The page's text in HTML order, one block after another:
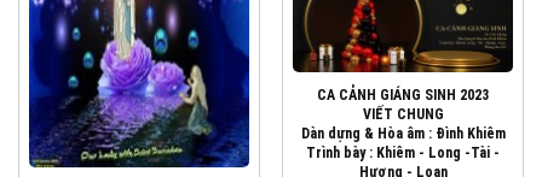
CA CẢNH GIÁNG SINH 2023
VIẾT CHUNG
Dàn dựng & Hòa âm : Đình Khiêm
Trình bày : Khiêm - Long -Tài -
Hương - Loan